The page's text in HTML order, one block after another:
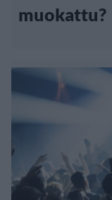
muokattu?